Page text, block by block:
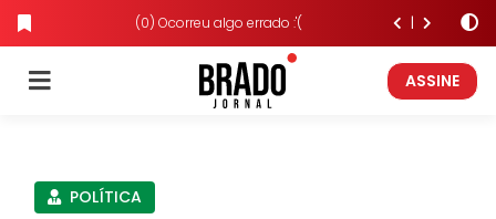
(0) Ocorreu algo errado :'(
ASSINE
POLÍTICA